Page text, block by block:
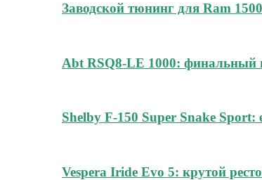
Заводской тюнинг для Ram
Abt RSQ8-LE 1000:
Shelby F-150 Super Snake
Vespera Iride Evo 5: крутой